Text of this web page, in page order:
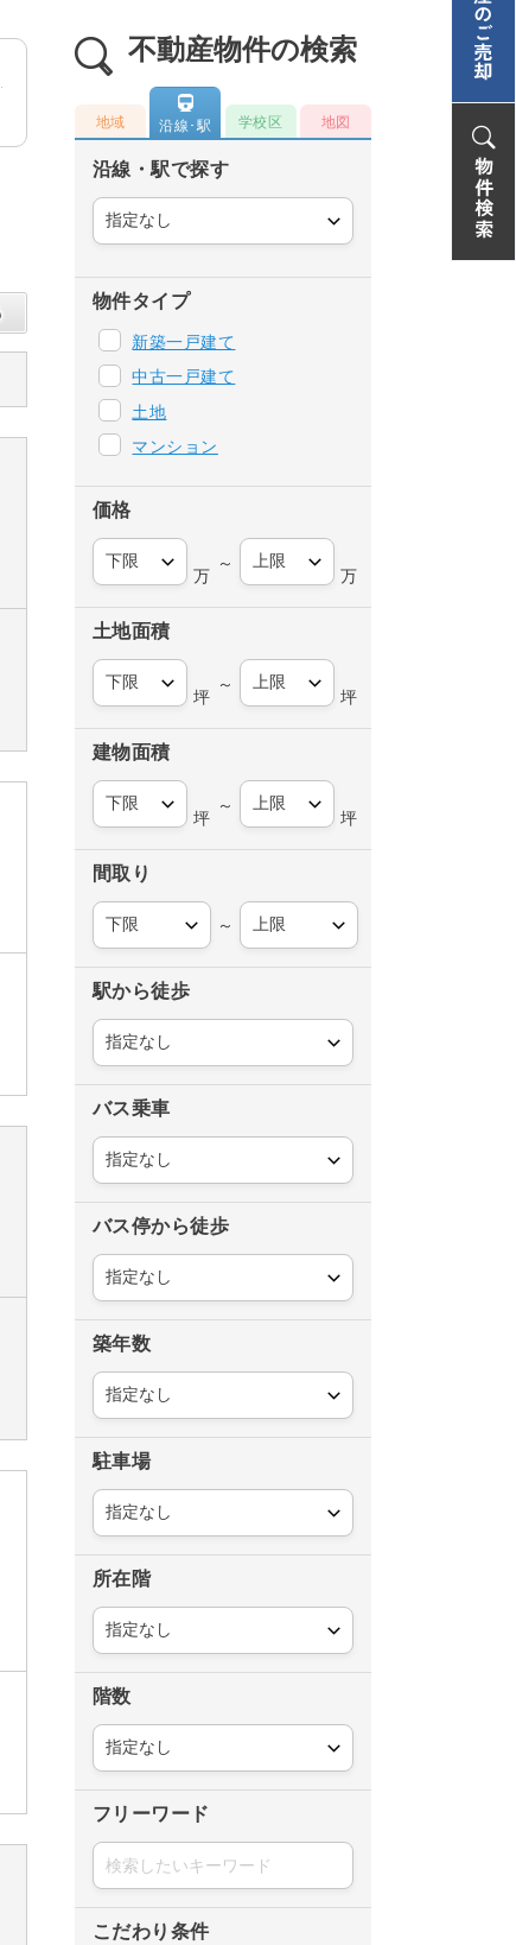
不動産物件の検索
地域 沿線･駅 学校区 地図
沿線・駅で探す
物件タイプ
新築一戸建て
中古一戸建て
土地
マンション
価格
万
～
万
土地面積
坪
～
坪
建物面積
坪
～
坪
間取り
～
駅から徒歩
バス乗車
バス停から徒歩
築年数
駐車場
所在階
階数
フリーワード
こだわり条件